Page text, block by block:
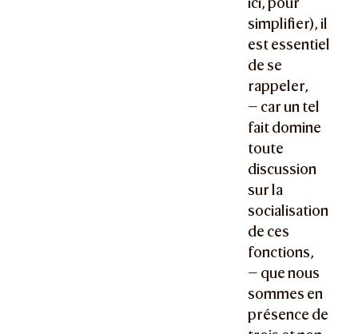
simplifier), il
est essentiel
de se
rappeler,
— car un tel
fait domine
toute
discussion
sur la
socialisation
de ces
fonctions,
— que nous
sommes en
présence de